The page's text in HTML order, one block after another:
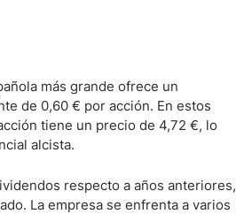
más grande ofrece un
de 0,60 € por acción. En estos
tiene un precio de 4,72 €, lo
alcista.
respecto a años anteriores,
La empresa se enfrenta a varios